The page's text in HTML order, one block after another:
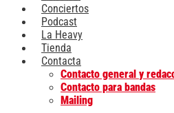
Conciertos
Podcast
La Heavy
Tienda
Contacta
Contacto general y
Contacto para bandas
Mailing